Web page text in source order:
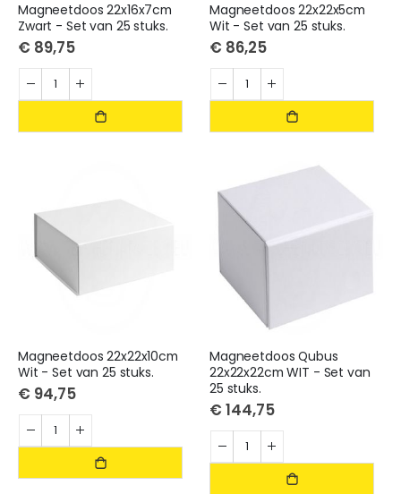
Magneetdoos 22x16x7cm
Zwart - Set van 25 stuks.
€ 89,75
Magneetdoos 22x22x5cm
Wit - Set van 25 stuks.
€ 86,25
Magneetdoos 22x22x10cm
Wit - Set van 25 stuks.
€ 94,75
Magneetdoos Qubus
22x22x22cm WIT - Set van
25 stuks.
€ 144,75